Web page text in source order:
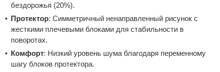
бездорожья (20%).
Протектор: Симметричный ненаправленный рисунок с
жесткими плечевыми блоками для стабильности в
поворотах.
Комфорт: Низкий уровень шума благодаря переменному
шагу блоков протектора.